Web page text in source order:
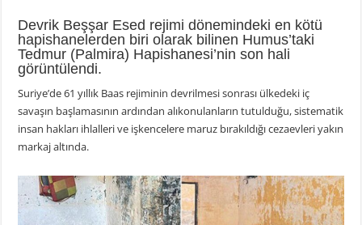
Devrik Beşşar Esed rejimi dönemindeki en kötü
hapishanelerden biri olarak bilinen Humus’taki
Tedmur (Palmira) Hapishanesi’nin son hali
görüntülendi.
Suriye’de 61 yıllık Baas rejiminin devrilmesi sonrası ülkedeki iç
savaşın başlamasının ardından alıkonulanların tutulduğu, sistematik
insan hakları ihlalleri ve işkencelere maruz bırakıldığı cezaevleri yakın
markaj altında.